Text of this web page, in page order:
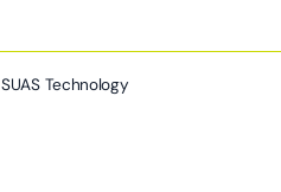
SUAS Technology